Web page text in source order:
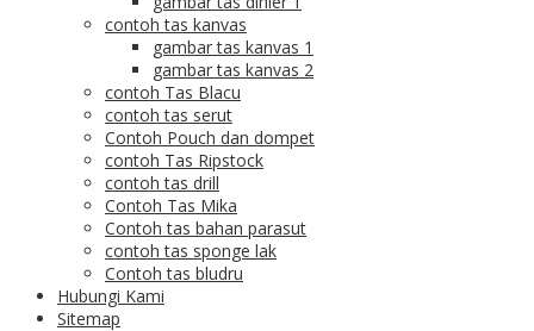
contoh tas kanvas
gambar tas kanvas 1
gambar tas kanvas 2
contoh Tas Blacu
contoh tas serut
Contoh Pouch dan dompet
contoh Tas Ripstock
contoh tas drill
Contoh Tas Mika
Contoh tas bahan parasut
contoh tas sponge lak
Contoh tas bludru
Hubungi Kami
Sitemap